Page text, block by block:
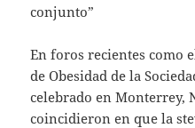
conjunto”
En foros recientes como
de Obesidad de la
celebrado en Monterrey,
coincidieron en que la